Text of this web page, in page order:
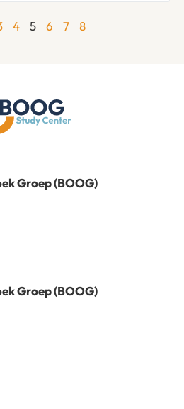
4 5 6 7 8
Groep (BOOG)
Groep (BOOG)